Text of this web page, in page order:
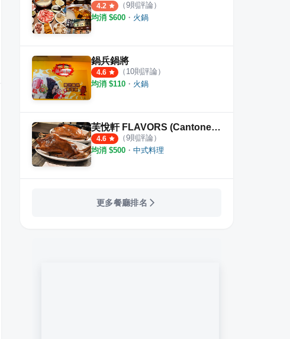
4.2 （9則評論）
均消 $600 ・ 火鍋
鍋兵鍋將
4.6 （ 10則評論）
均消 $110 ・ 火鍋
芙悅軒 FLAVORS (Cantonese Cuisine and Dim Sum)
4.6 （9則評論）
均消 $500 ・ 中式料理
更多餐廳排名